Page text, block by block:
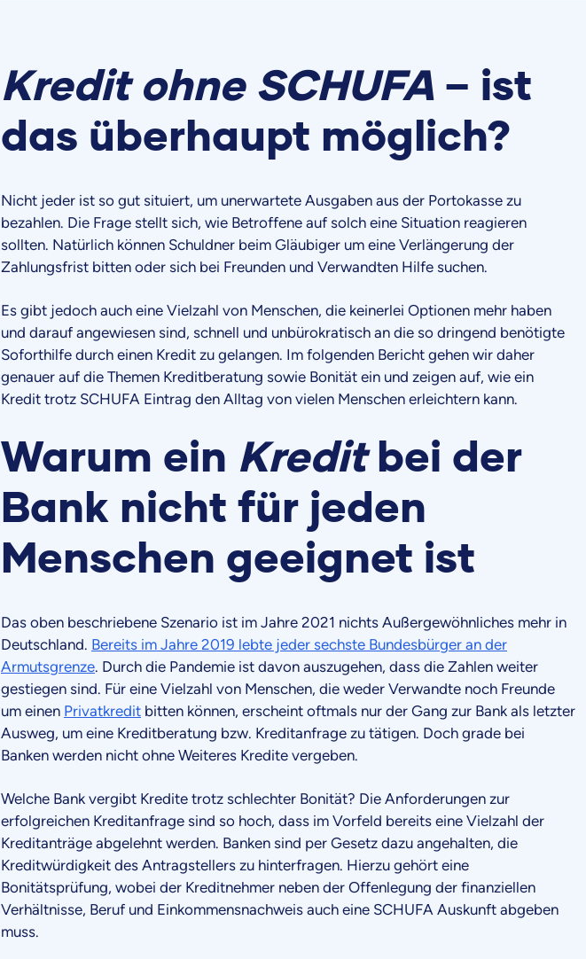
Kredit ohne SCHUFA– ist
das überhaupt möglich?
Nicht jeder ist so gut situiert, um unerwartete Ausgaben aus der Portokasse zu
bezahlen. Die Frage stellt sich, wie Betroffene auf solch eine Situation reagieren
sollten. Natürlich können Schuldner beim Gläubiger um eine Verlängerung der
Zahlungsfrist bitten oder sich bei Freunden und Verwandten Hilfe suchen.
Es gibt jedoch auch eine Vielzahl von Menschen, die keinerlei Optionen mehr haben
und darauf angewiesen sind, schnell und unbürokratisch an die so dringend benötigte
Soforthilfe durch einen Kredit zu gelangen. Im folgenden Bericht gehen wir daher
genauer auf die Themen Kreditberatung sowie Bonität ein und zeigen auf, wie ein
Kredit trotz SCHUFA Eintrag den Alltag von vielen Menschen erleichtern kann.
Warum ein Kreditbei der
Bank nicht für jeden
Menschen geeignet ist
Das oben beschriebene Szenario ist im Jahre 2021 nichts Außergewöhnliches mehr in
Deutschland. Bereits im Jahre 2019 lebte jeder sechste Bundesbürger an der
Armutsgrenze. Durch die Pandemie ist davon auszugehen, dass die Zahlen weiter
gestiegen sind. Für eine Vielzahl von Menschen, die weder Verwandte noch Freunde
um einen Privatkredit bitten können, erscheint oftmals nur der Gang zur Bank als letzter
Ausweg, um eine Kreditberatung bzw. Kreditanfrage zu tätigen. Doch grade bei
Banken werden nicht ohne Weiteres Kredite vergeben.
Welche Bank vergibt Kredite trotz schlechter Bonität? Die Anforderungen zur
erfolgreichen Kreditanfrage sind so hoch, dass im Vorfeld bereits eine Vielzahl der
Kreditanträge abgelehnt werden. Banken sind per Gesetz dazu angehalten, die
Kreditwürdigkeit des Antragstellers zu hinterfragen. Hierzu gehört eine
Bonitätsprüfung, wobei der Kreditnehmer neben der Offenlegung der finanziellen
Verhältnisse, Beruf und Einkommensnachweis auch eine SCHUFA Auskunft abgeben
muss.